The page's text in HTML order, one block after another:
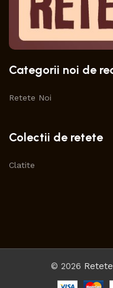
Categorii noi de
Retete Noi
Colectii de retete
Clatite
© 2026